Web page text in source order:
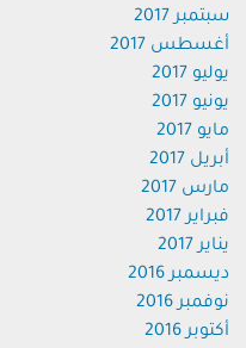
سبتمبر 2017
أغسطس 2017
يوليو 2017
يونيو 2017
مايو 2017
أبريل 2017
مارس 2017
فبراير 2017
يناير 2017
ديسمبر 2016
نوفمبر 2016
أكتوبر 2016